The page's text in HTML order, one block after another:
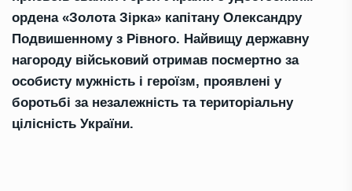
ордена «Золота Зірка» капітану Олександру
Подвишенному з Рівного. Найвищу державну
нагороду військовий отримав посмертно за
особисту мужність і героїзм, проявлені у
боротьбі за незалежність та територіальну
цілісність України.